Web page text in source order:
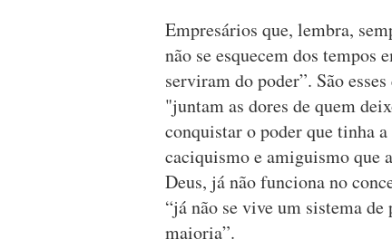
Empresários que, lembra,
não se esquecem dos tempos
serviram do poder”. São
"juntam as dores de quem
conquistar o poder que tinha
caciquismo e amiguismo que
Deus, já não funciona no
“já não se vive um sistema
maioria”.